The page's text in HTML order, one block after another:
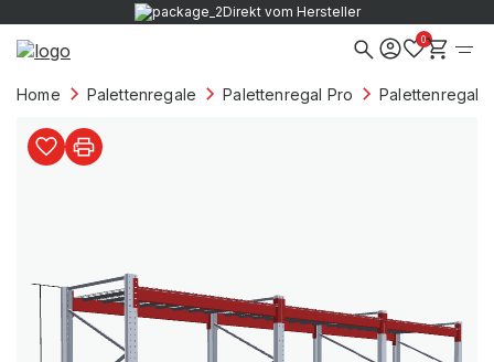
Verkauf nur an Firmenkunden
0
Home Palettenregale Palettenregal Pro Palettenregale